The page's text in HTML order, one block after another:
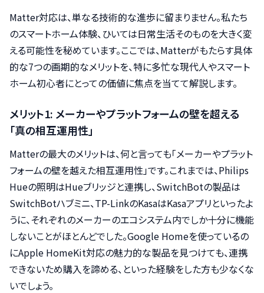
Matter対応は、単なる技術的な進歩に留まりません。私たち
のスマートホーム体験、ひいては日常生活そのものを大きく変
える可能性を秘めています。ここでは、Matterがもたらす具体
的な7つの画期的なメリットを、特に多忙な現代人やスマート
ホーム初心者にとっての価値に焦点を当てて解説します。
メリット1: メーカーやプラットフォームの壁を超える
「真の相互運用性」
Matterの最大のメリットは、何と言っても「メーカーやプラット
フォームの壁を越えた相互運用性」です。これまでは、Philips
Hueの照明はHueブリッジと連携し、SwitchBotの製品は
SwitchBotハブミニ、TP-LinkのKasaはKasaアプリといったよ
うに、それぞれのメーカーのエコシステム内でしか十分に機能
しないことがほとんどでした。Google Homeを使っているの
にApple HomeKit対応の魅力的な製品を見つけても、連携
できないため購入を諦める、といった経験をした方も少なくな
いでしょう。